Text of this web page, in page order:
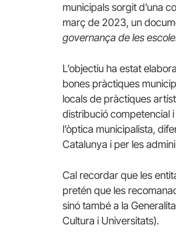
municipals sorgit d’una
març de 2023, un
governança de les
L’objectiu ha estat
bones pràctiques
locals de pràctiques
distribució competencial
l’òptica municipalista,
Catalunya i per les
Cal recordar que les
pretén que les
sinó també a la
Cultura i Universitats).